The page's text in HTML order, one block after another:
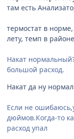
там есть
термостат в
лету, темп в
Накат
большой расход.
Накат да ну
Если не
дюймов.Когда-то
расход упал